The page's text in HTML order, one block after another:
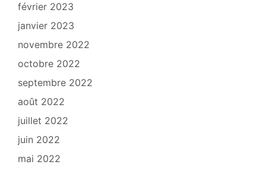
février 2023
janvier 2023
novembre 2022
octobre 2022
septembre 2022
août 2022
juillet 2022
juin 2022
mai 2022